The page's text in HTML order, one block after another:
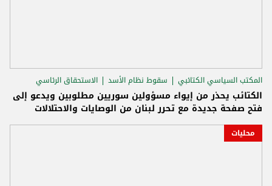
المكتب السياسي الكتائبي سقوط نظام الأسد الاستحقاق الرئاسي
الكتائب يحذر من إيواء مسؤولين سوريين مطلوبين ويدعو إلى
فتح صفحة جديدة مع تحرر لبنان من الوصايات والاحتلالات
محليات